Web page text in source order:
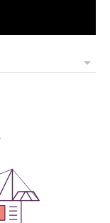
arrow_drop_down